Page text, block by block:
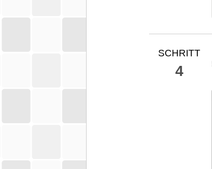
SCHRITT
4